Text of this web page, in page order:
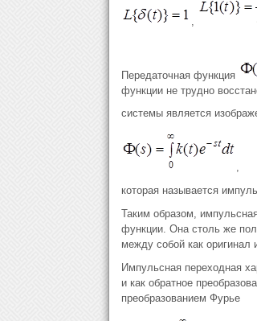
,
Передаточная функция
функции не трудно
системы является
,
которая называется
Таким образом,
функции. Она столь же
между собой как оригинал
Импульсная переходная
и как обратное
преобразованием Фурье